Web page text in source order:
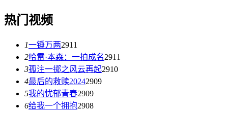
热门视频
1一锤万两2911
2哈雷·本森：一拍成名2911
3孤注一掷之风云再起2910
4最后的救赎20242909
5我的忧郁青春2909
6给我一个拥抱2908